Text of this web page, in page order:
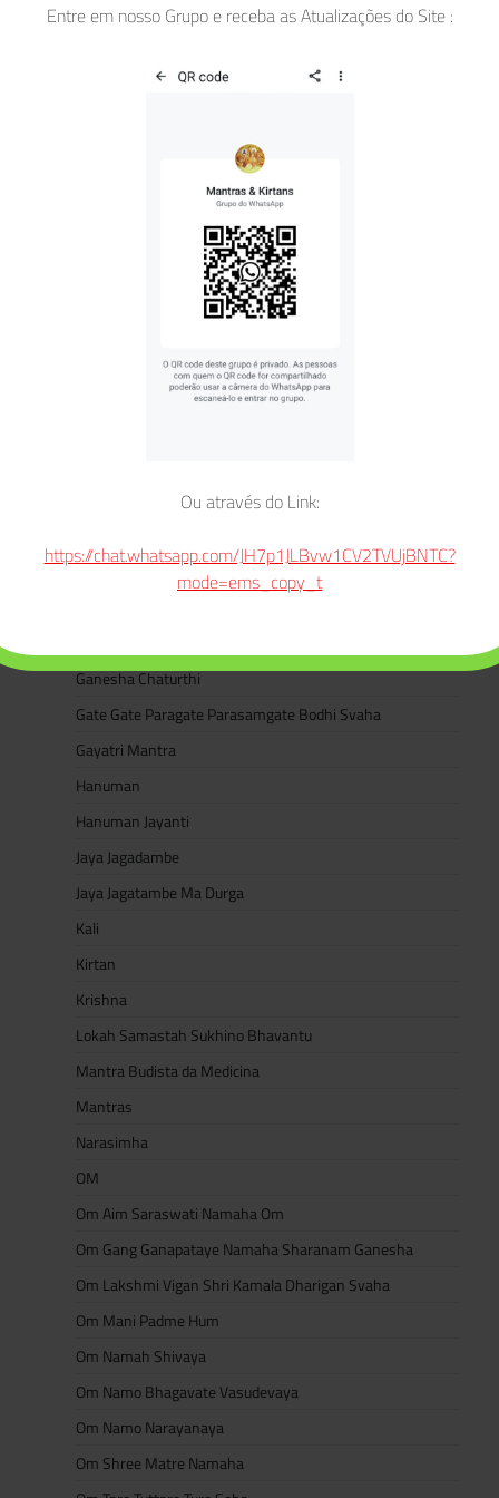
Mantra Jaya Jagadambe
Deusa Lakshmi
Eventos
Ganesha Chaturthi
Gate Gate Paragate Parasamgate Bodhi Svaha
Gayatri Mantra
Hanuman
Hanuman Jayanti
Jaya Jagadambe
Jaya Jagatambe Ma Durga
Kali
Kirtan
Krishna
Lokah Samastah Sukhino Bhavantu
Mantra Budista da Medicina
Mantras
Narasimha
OM
Om Aim Saraswati Namaha Om
Om Gang Ganapataye Namaha Sharanam Ganesha
Om Lakshmi Vigan Shri Kamala Dharigan Svaha
Om Mani Padme Hum
Om Namah Shivaya
Om Namo Bhagavate Vasudevaya
Om Namo Narayanaya
Om Shree Matre Namaha
Entre em nosso Grupo e receba as Atualizações do Site :
Ou através do Link:
https://chat.whatsapp.com/JH7p1JLBvw1CV2TVUjBNTC?
mode=ems_copy_t